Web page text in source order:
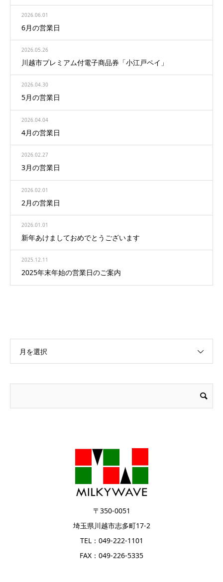
2026.06.01
6月の営業日
2026.05.26
川越市プレミアム付電子商品券「小江戸ペイ」
2026.04.30
5月の営業日
2026.04.04
4月の営業日
2026.02.27
3月の営業日
2026.02.01
2月の営業日
2026.01.01
新年あけましておめでとうございます
2025.12.11
2025年末年始の営業日のご案内
月を選択
〒350-0051
埼玉県川越市志多町17-2
TEL：049-222-1101
FAX：049-226-5335